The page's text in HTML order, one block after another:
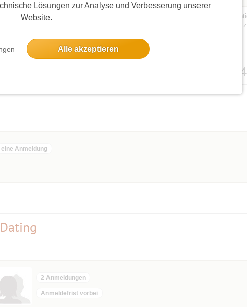
Lösungen zur Analyse und Verbesserung unserer
Website.
Alle akzeptieren
schwer, zeigt dieser Querschnitt seines Schaffens, mit welcher
mit leisen Tönen: Oschmann schafft es immer wieder aufs Neue, sein Publikum
eine Anmeldung
2 Anmeldungen
Anmeldefrist vorbei